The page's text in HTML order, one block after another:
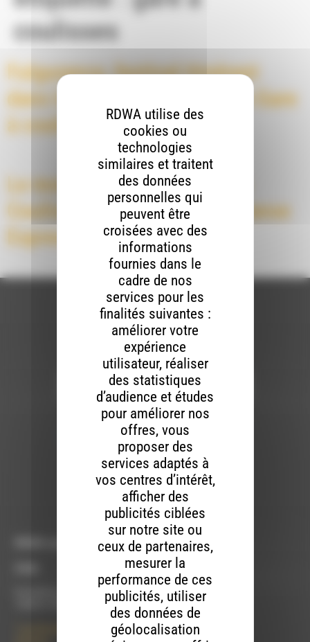
coulisses
Fulgurance, festival itinérant
dans le Haut-Roubion par la Gare
à coulisses
Le mois de mars à la Gare à
Coulisses : place à la Cie Transe
Express !
Newsletter :
Nous utilisons Brevo en tant que plateforme
marketing. En soumettant ce formulaire, vous
acceptez que les données personnelles que
vous avez fournies soient transférées à
Brevo pour être traitées conformément
politique de confidentialité de Brevo.
S'INSCRIRE
RDWA vous accueille :
10h00 à 12h00 et 13h30 à 17h00
RDWA utilise des
cookies ou
technologies
similaires et traitent
des données
personnelles qui
peuvent être
croisées avec des
informations
fournies dans le
cadre de nos
services pour les
finalités suivantes :
améliorer votre
expérience
utilisateur, réaliser
des statistiques
d’audience et études
pour améliorer nos
offres, vous
proposer des
services adaptés à
vos centres d’intérêt,
afficher des
publicités ciblées
sur notre site ou
ceux de partenaires,
mesurer la
performance de ces
publicités, utiliser
des données de
géolocalisation